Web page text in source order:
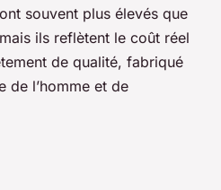
souvent plus élevés que
ils reflètent le coût réel
de qualité, fabriqué
de l’homme et de